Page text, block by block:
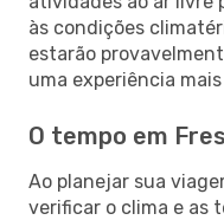
às condições
estarão
uma experiência
O tempo em
Ao planejar sua
verificar o clima e as